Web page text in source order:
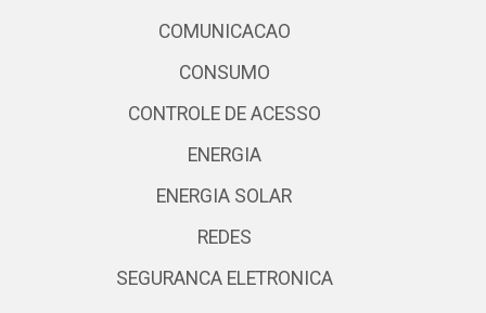
COMUNICACAO
CONSUMO
CONTROLE DE ACESSO
ENERGIA
ENERGIA SOLAR
REDES
SEGURANCA ELETRONICA